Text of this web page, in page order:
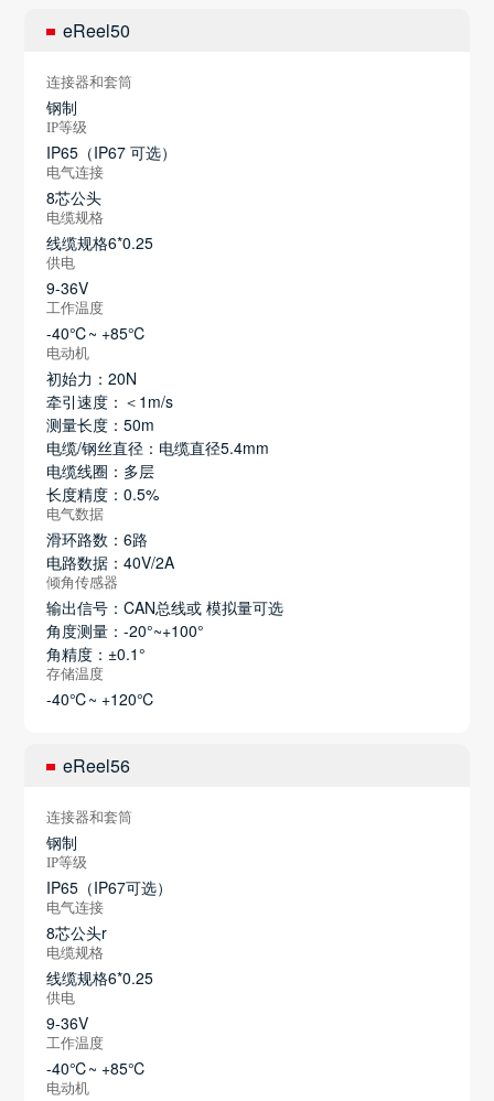
eReel50
连接器和套筒
钢制
IP等级
IP65（IP67 可选）
电气连接
8芯公头
电缆规格
线缆规格6*0.25
供电
9-36V
工作温度
-40℃~ +85℃
电动机
初始力：20N
牵引速度：＜1m/s
测量长度：50m
电缆/钢丝直径：电缆直径5.4mm
电缆线圈：多层
长度精度：0.5%
电气数据
滑环路数：6路
电路数据：40V/2A
倾角传感器
输出信号：CAN总线或 模拟量可选
角度测量：-20°~+100°
角精度：±0.1°
存储温度
-40℃~ +120℃
eReel56
连接器和套筒
钢制
IP等级
IP65（IP67可选）
电气连接
8芯公头r
电缆规格
线缆规格6*0.25
供电
9-36V
工作温度
-40℃~ +85℃
电动机